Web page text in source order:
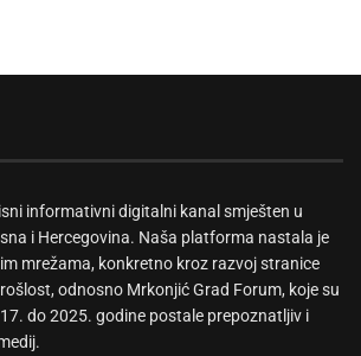
informativni digitalni kanal smješten u
i Hercegovina. Naša platforma nastala je
mrežama, konkretno kroz razvoj stranice
odnosno Mrkonjić Grad Forum, koje su
do 2025. godine postale prepoznatljiv i